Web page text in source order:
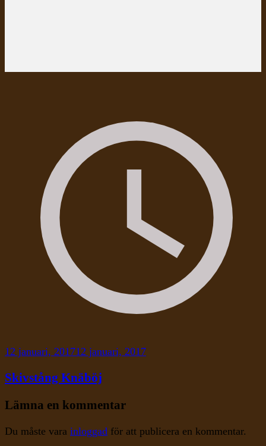
12 januari, 201712 januari, 2017
Skivstång Knäböj
Lämna en kommentar
Du måste vara inloggad för att publicera en kommentar.